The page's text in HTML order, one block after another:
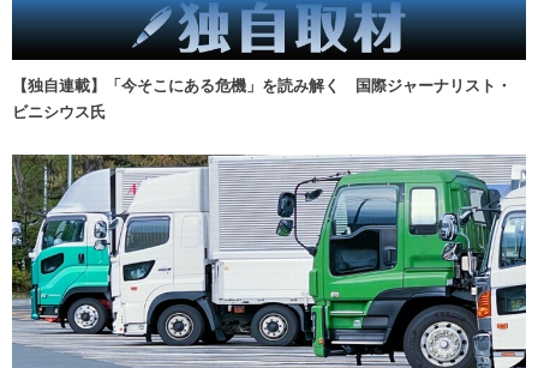
【独自連載】「今そこにある危機」を読み解く 国際ジャーナリスト・
ビニシウス氏